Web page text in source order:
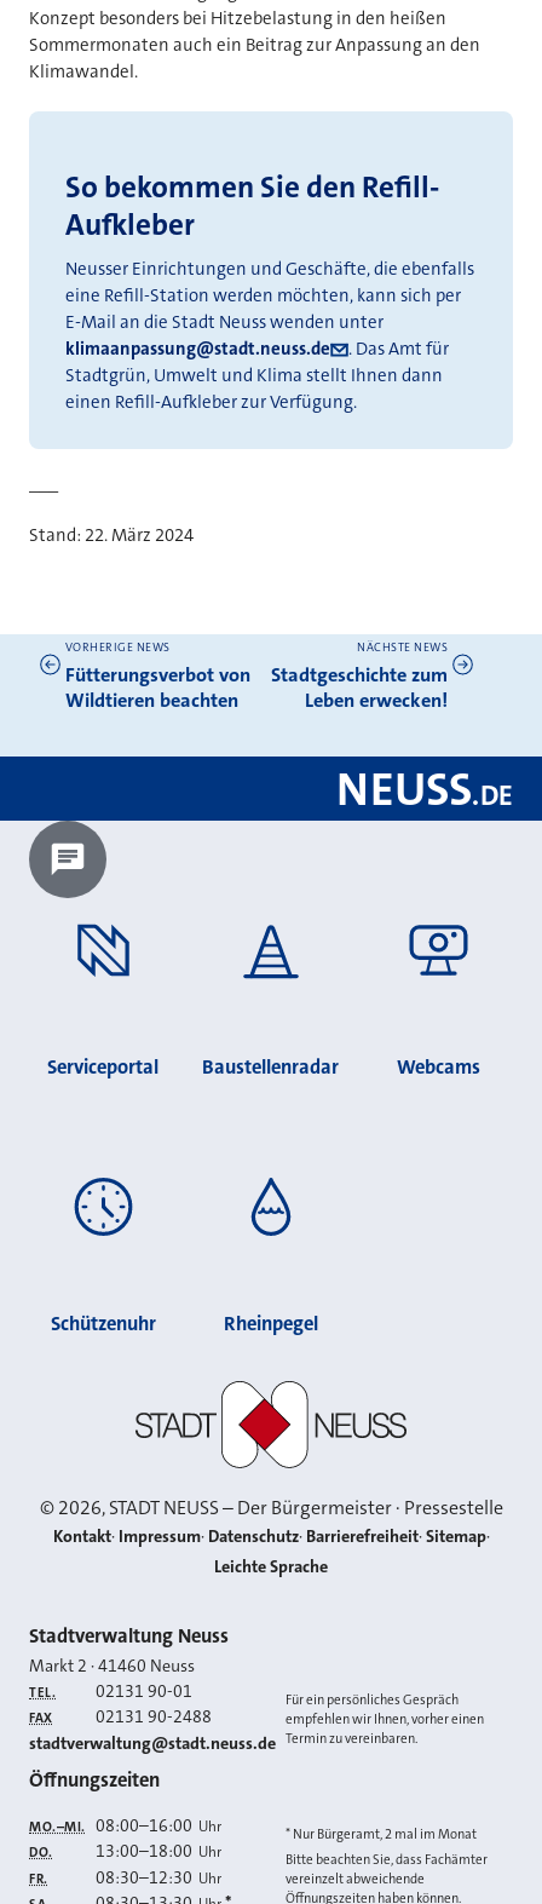
Konzept besonders bei Hitzebelastung in den heißen
Sommermonaten auch ein Beitrag zur Anpassung an den
Klimawandel.
So bekommen Sie den Refill-
Aufkleber
Neusser Einrichtungen und Geschäfte, die ebenfalls
eine Refill-Station werden möchten, kann sich per
E-Mail an die Stadt Neuss wenden unter
klimaanpassung@stadt.neuss.de
. Das Amt für
Stadtgrün, Umwelt und Klima stellt Ihnen dann
einen Refill-Aufkleber zur Verfügung.
Stand: 22. März 2024
Weitere News
VORHERIGE NEWS
Fütterungsverbot von
Wildtieren beachten
NÄCHSTE NEWS
Stadtgeschichte zum
Leben erwecken!
NEUSS.DE
Chatbot laden?
Serviceportal Baustellenradar Webcams
Schützenuhr Rheinpegel
©2026, STADT NEUSS – Der Bürgermeister · Pressestelle
Kontakt Impressum Datenschutz Barrierefreiheit Sitemap
Leichte Sprache
Kontakt
Stadtverwaltung Neuss
Markt 2 ·41460 Neuss
TEL. 02131 90-01
FAX 02131 90-2488
E-MAIL
stadtverwaltung@stadt.neuss.de
Für ein persönliches Gespräch
empfehlen wir Ihnen, vorher einen
Termin zu vereinbaren.
Öffnungszeiten
MO.–MI. 08:00–16:00 Uhr
DO. 13:00–18:00 Uhr
FR. 08:30–12:30 Uhr
* Nur Bürgeramt, 2 mal im Monat
Bitte beachten Sie, dass Fachämter
vereinzelt abweichende
Öffnungszeiten haben können.